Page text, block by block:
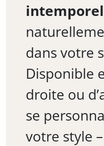
intemporel
dans votre
Disponible
droite ou
se
votre style